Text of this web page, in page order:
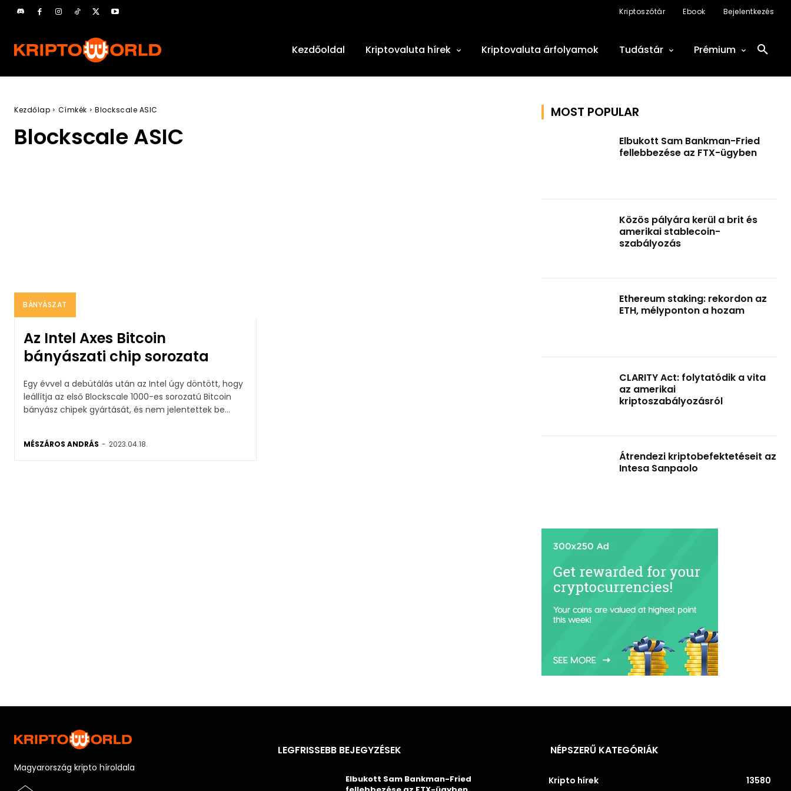
Kriptoszótár Ebook Bejelentkezés
Kezdőoldal Kriptovaluta hírek Kriptovaluta árfolyamok Tudástár Prémium
Kezdőlap Címkék Blockscale ASIC
Blockscale ASIC
BÁNYÁSZAT
Az Intel Axes Bitcoin
bányászati chip sorozata
Egy évvel a debütálás után az Intel úgy döntött, hogy
leállítja az első Blockscale 1000-es sorozatú Bitcoin
bányász chipek gyártását, és nem jelentettek be...
MÉSZÁROS ANDRÁS - 2023.04.18.
MOST POPULAR
Elbukott Sam Bankman-Fried
fellebbezése az FTX-ügyben
Közös pályára kerül a brit és
amerikai stablecoin-
szabályozás
Ethereum staking: rekordon az
ETH, mélyponton a hozam
CLARITY Act: folytatódik a vita
az amerikai
kriptoszabályozásról
Átrendezi kriptobefektetéseit az
Intesa Sanpaolo
Magyarország kripto híroldala
LEGFRISSEBB BEJEGYZÉSEK
Elbukott Sam Bankman-Fried
NÉPSZERŰ KATEGÓRIÁK
Kripto hírek 13580